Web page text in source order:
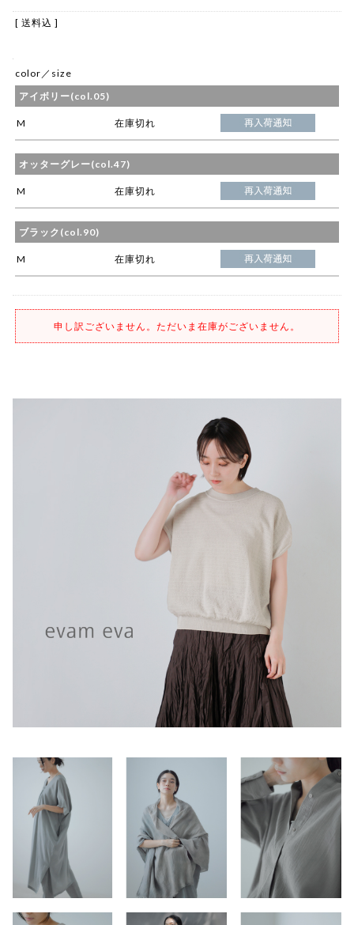
[ 送料込 ]
color／size
アイボリー(col.05)
M 在庫切れ
オッターグレー(col.47)
M 在庫切れ
ブラック(col.90)
M 在庫切れ
申し訳ございません。ただいま在庫がございません。